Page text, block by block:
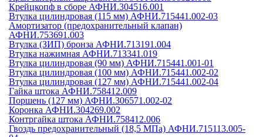
Крейцкопф в сборе АФНИ.304516.001
Втулка цилиндровая (115 мм) АФНИ.715441.002-03
Амортизатор (предохранительный клапан)
АФНИ.753691.003
Втулка (ЗИП) бронза АФНИ.713191.004
Втулка нажимная АФНИ.713341.019
Втулка цилиндровая (90 мм) АФНИ.715441.001-01
Втулка цилиндровая (100 мм) АФНИ.715441.002-02
Втулка цилиндровая (127 мм) АФНИ.715441.002-04
Гайка штока АФНИ.758412.009
Поршень (127 мм) АФНИ.306571.002-02
Коронка АФНИ.304269.002
Контргайка штока АФНИ.758412.006
Гвоздь предохранительный (18,5 МПа) АФНИ.715113.005-